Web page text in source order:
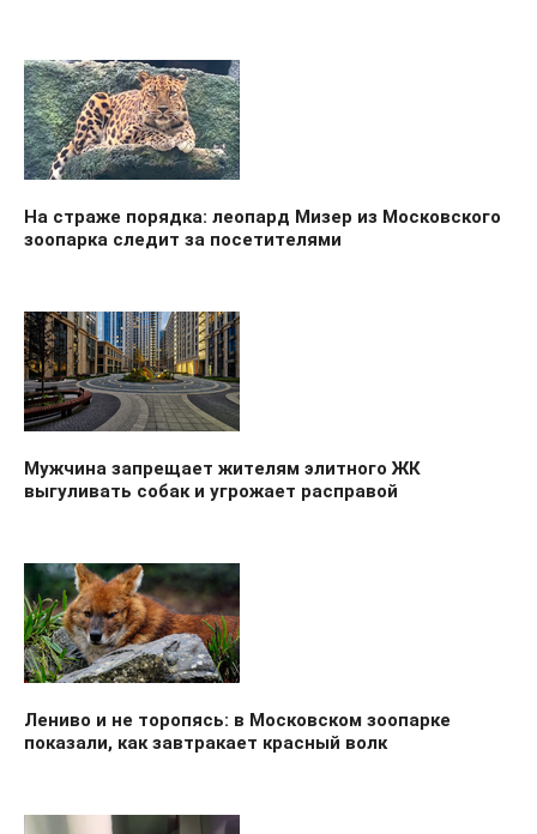
На страже порядка: леопард Мизер из Московского
зоопарка следит за посетителями
Мужчина запрещает жителям элитного ЖК
выгуливать собак и угрожает расправой
Лениво и не торопясь: в Московском зоопарке
показали, как завтракает красный волк